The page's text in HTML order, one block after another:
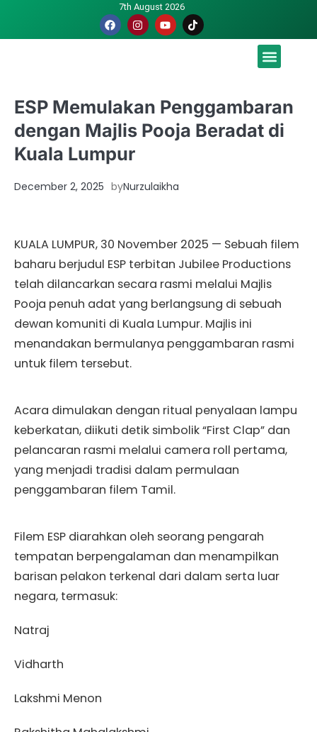
7th August 2026
ESP Memulakan Penggambaran
dengan Majlis Pooja Beradat di
Kuala Lumpur
December 2, 2025 byNurzulaikha
KUALA LUMPUR, 30 November 2025 — Sebuah filem
baharu berjudul ESP terbitan Jubilee Productions
telah dilancarkan secara rasmi melalui Majlis
Pooja penuh adat yang berlangsung di sebuah
dewan komuniti di Kuala Lumpur. Majlis ini
menandakan bermulanya penggambaran rasmi
untuk filem tersebut.
Acara dimulakan dengan ritual penyalaan lampu
keberkatan, diikuti detik simbolik “First Clap” dan
pelancaran rasmi melalui camera roll pertama,
yang menjadi tradisi dalam permulaan
penggambaran filem Tamil.
Filem ESP diarahkan oleh seorang pengarah
tempatan berpengalaman dan menampilkan
barisan pelakon terkenal dari dalam serta luar
negara, termasuk:
Natraj
Vidharth
Lakshmi Menon